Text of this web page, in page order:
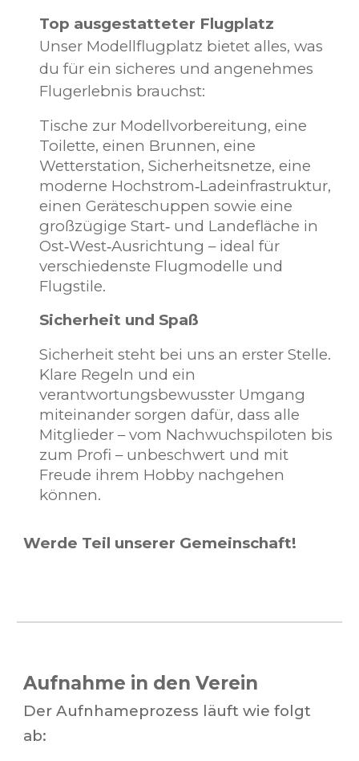
Top ausgestatteter Flugplatz
Unser Modellflugplatz bietet alles, was
du für ein sicheres und angenehmes
Flugerlebnis brauchst:
Tische zur Modellvorbereitung, eine
Toilette, einen Brunnen, eine
Wetterstation, Sicherheitsnetze, eine
moderne Hochstrom‑Ladeinfrastruktur,
einen Geräteschuppen sowie eine
großzügige Start‑ und Landefläche in
Ost‑West‑Ausrichtung – ideal für
verschiedenste Flugmodelle und
Flugstile.
Sicherheit und Spaß
Sicherheit steht bei uns an erster Stelle.
Klare Regeln und ein
verantwortungsbewusster Umgang
miteinander sorgen dafür, dass alle
Mitglieder – vom Nachwuchspiloten bis
zum Profi – unbeschwert und mit
Freude ihrem Hobby nachgehen
können.
Werde Teil unserer Gemeinschaft!
Aufnahme in den Verein
Der Aufnhameprozess läuft wie folgt
ab: